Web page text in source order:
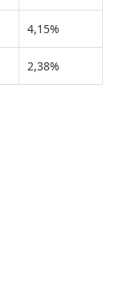
4,15%
2,38%